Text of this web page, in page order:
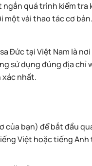
quá trình kiểm
một vài thao tác cơ bản.
Đức tại Việt Nam là
sử dụng đúng địa chỉ
xác nhất.
của bạn) để bắt đầu
Việt hoặc tiếng Anh